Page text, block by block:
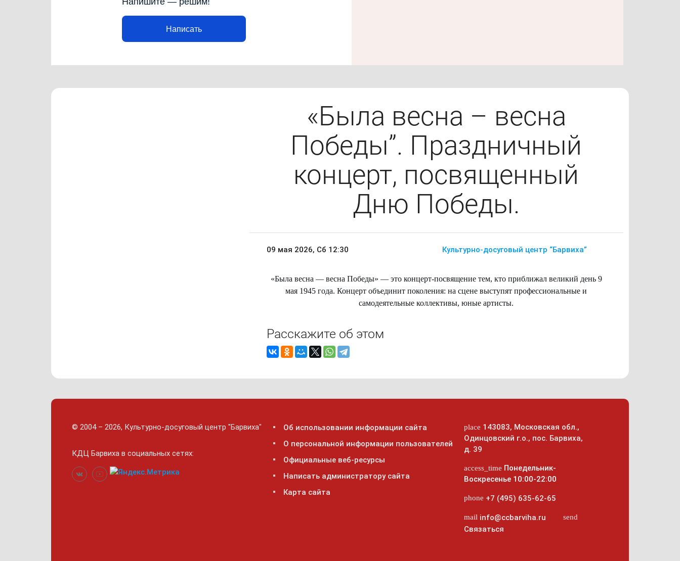
Написать
«Была весна – весна
Победы”. Праздничный
концерт, посвященный
Дню Победы.
09 мая 2026, Сб 12:30 Культурно-досуговый центр “Барвиха”
«Была весна — весна Победы» — это концерт-посвящение тем, кто приближал великий день 9
мая 1945 года. Концерт объединит поколения: на сцене выступят профессиональные и
самодеятельные коллективы, юные артисты.
Расскажите об этом
© 2004 – 2026, Культурно-досуговый центр "Барвиха"
КДЦ Барвиха в социальных сетях:
Об использовании информации сайта
О персональной информации пользователей
Официальные веб-ресурсы
Написать администратору сайта
Карта сайта
place 143083, Московская обл.,
Одинцовский г.о., пос. Барвиха,
д. 39
access_time Понедельник-
Воскресенье 10:00-22:00
phone +7 (495) 635-62-65
mail info@ccbarviha.ru send
Связаться